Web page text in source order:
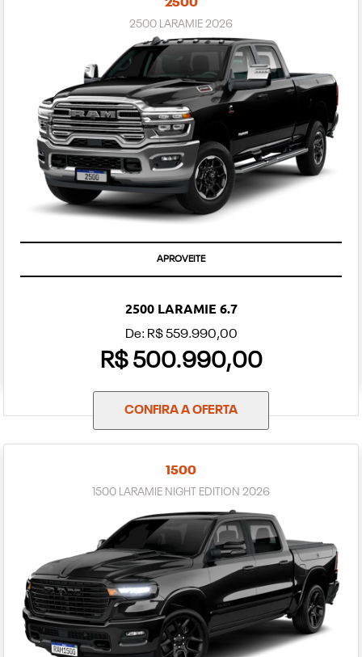
2500
2500 LARAMIE 2026
APROVEITE
2500 LARAMIE 6.7
De: R$ 559.990,00
R$ 500.990,00
CONFIRA A OFERTA
1500
1500 LARAMIE NIGHT EDITION 2026